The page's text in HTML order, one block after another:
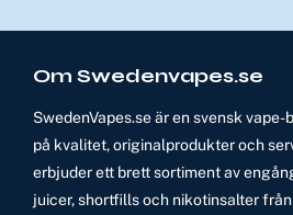
Om Swedenvapes.se
SwedenVapes.se är en svensk
på kvalitet, originalprodukter och
erbjuder ett brett sortiment av
juicer, shortfills och nikotinsalter